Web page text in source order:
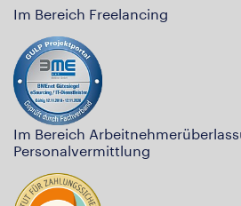
Im Bereich Freelancing
Im Bereich
Personalvermittlung